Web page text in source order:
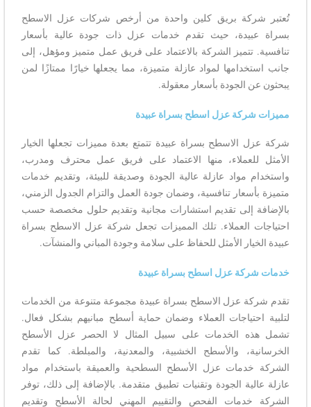
تُعتبر شركة بريق كلين واحدة من أرخص شركات عزل الاسطح
بسراة عبيدة، حيث تقدم خدمات عزل ذات جودة عالية بأسعار
تنافسية. تتميز الشركة بالاعتماد على فريق عمل متميز ومؤهل، إلى
جانب استخدامها لمواد عازلة متميزة، مما يجعلها خيارًا ممتازًا لمن
يبحثون عن الجودة بأسعار معقولة.
مميزات شركة عزل اسطح بسراة عبيدة
شركة عزل الاسطح بسراة عبيدة تتمتع بعدة مميزات تجعلها الخيار
الأمثل للعملاء، منها الاعتماد على فريق عمل محترف ومدرب،
واستخدام مواد عازلة عالية الجودة وصديقة للبيئة، وتقديم خدمات
متميزة بأسعار تنافسية، وضمان جودة العمل والتزام الجدول الزمني،
بالإضافة إلى تقديم استشارات مجانية وتقديم حلول مخصصة حسب
احتياجات العملاء. تلك المميزات تجعل شركة عزل الاسطح بسراة
عبيدة الخيار الأمثل للحفاظ على سلامة وجودة المباني والمنشآت.
خدمات شركة عزل اسطح بسراة عبيدة
تقدم شركة عزل الاسطح بسراة عبيدة مجموعة متنوعة من الخدمات
لتلبية احتياجات العملاء وضمان حماية أسطح مبانيهم بشكل فعال.
تشمل هذه الخدمات على سبيل المثال لا الحصر عزل الأسطح
الخرسانية، والأسطح الخشبية، والمعدنية، والمبلطة. كما تقدم
الشركة خدمات عزل الأسطح السطحية والعميقة باستخدام مواد
عازلة عالية الجودة وتقنيات تطبيق متقدمة. بالإضافة إلى ذلك، توفر
الشركة خدمات الفحص والتقييم المهني لحالة الأسطح وتقديم